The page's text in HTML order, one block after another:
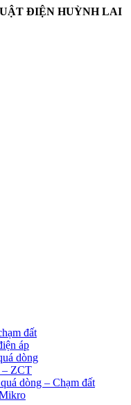
ĐIỆN HUỲNH LAI
đất
áp
dòng
– ZCT
dòng – Chạm đất